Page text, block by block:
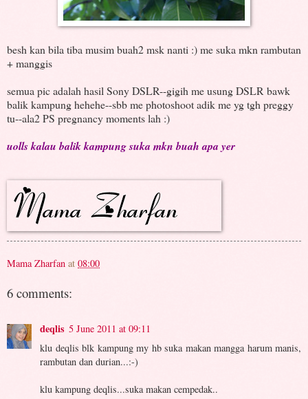
besh kan bila tiba musim buah2 msk nanti :) me suka mkn rambutan
+ manggis
semua pic adalah hasil Sony DSLR--gigih me usung DSLR bawk
balik kampung hehehe--sbb me photoshoot adik me yg tgh preggy
tu--ala2 PS pregnancy moments lah :)
uolls kalau balik kampung suka mkn buah apa yer
Mama Zharfan at 08:00
6 comments:
deqlis 5 June 2011 at 09:11
klu deqlis blk kampung my hb suka makan mangga harum manis,
rambutan dan durian...:-)
klu kampung deqlis...suka makan cempedak..